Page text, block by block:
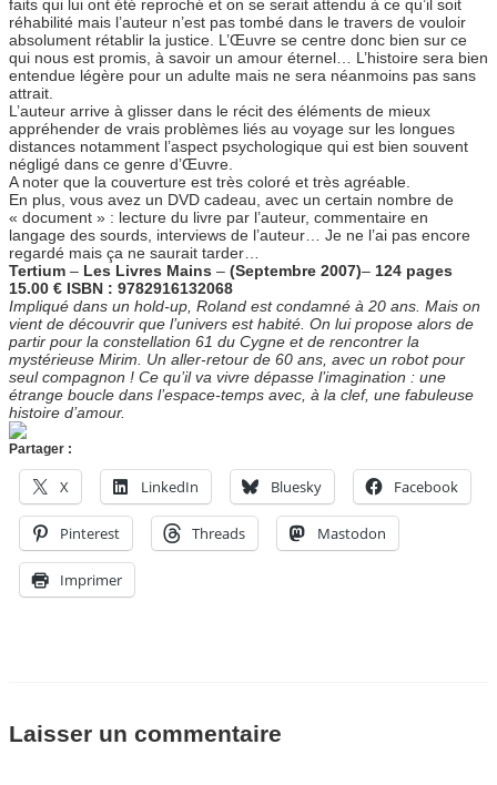
faits qui lui ont été reproché et on se serait attendu à ce qu’il soit
réhabilité mais l’auteur n’est pas tombé dans le travers de vouloir
absolument rétablir la justice. L’Œuvre se centre donc bien sur ce
qui nous est promis, à savoir un amour éternel… L’histoire sera bien
entendue légère pour un adulte mais ne sera néanmoins pas sans
attrait.
L’auteur arrive à glisser dans le récit des éléments de mieux
appréhender de vrais problèmes liés au voyage sur les longues
distances notamment l’aspect psychologique qui est bien souvent
négligé dans ce genre d’Œuvre.
A noter que la couverture est très coloré et très agréable.
En plus, vous avez un DVD cadeau, avec un certain nombre de
« document » : lecture du livre par l’auteur, commentaire en
langage des sourds, interviews de l’auteur… Je ne l’ai pas encore
regardé mais ça ne saurait tarder…
Tertium – Les Livres Mains – (Septembre 2007)– 124 pages
15.00 € ISBN : 9782916132068
Impliqué dans un hold-up, Roland est condamné à 20 ans. Mais on
vient de découvrir que l’univers est habité. On lui propose alors de
partir pour la constellation 61 du Cygne et de rencontrer la
mystérieuse Mirim. Un aller-retour de 60 ans, avec un robot pour
seul compagnon ! Ce qu’il va vivre dépasse l’imagination : une
étrange boucle dans l’espace-temps avec, à la clef, une fabuleuse
histoire d’amour.
Partager :
X LinkedIn Bluesky Facebook
Pinterest Threads Mastodon
Imprimer
Laisser un commentaire